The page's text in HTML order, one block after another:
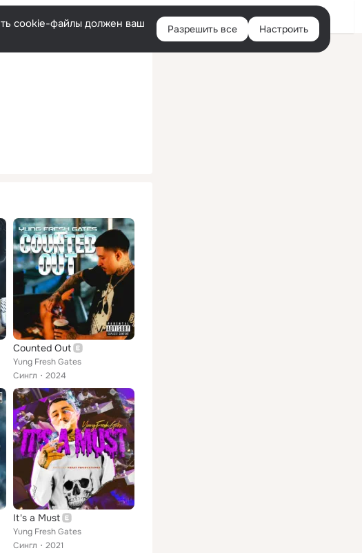
Русский Войти
cookie-файлы должен ваш
Разрешить все Настроить
Counted Out
Yung Fresh Gates
Сингл
2024
It's a Must
Yung Fresh Gates
Сингл
2021